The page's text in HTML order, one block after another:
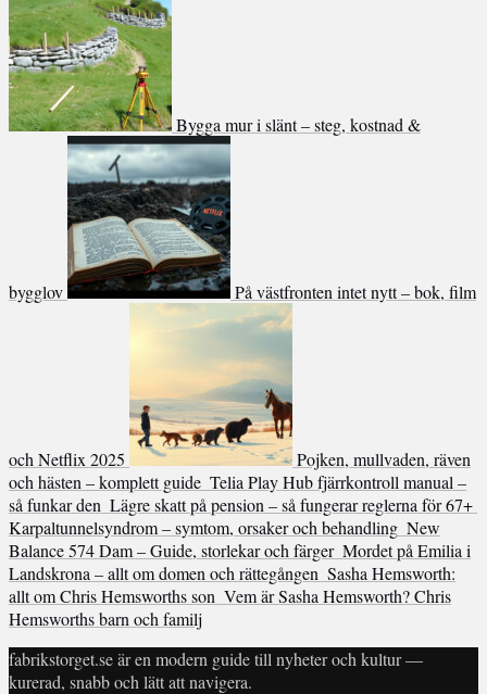
Bygga mur i slänt – steg, kostnad &
bygglov På västfronten intet nytt – bok, film
och Netflix 2025
Pojken, mullvaden, räven
och hästen – komplett guide Telia Play Hub fjärrkontroll manual –
så funkar den Lägre skatt på pension – så fungerar reglerna för 67+
Karpaltunnelsyndrom – symtom, orsaker och behandling New
Balance 574 Dam – Guide, storlekar och färger Mordet på Emilia i
Landskrona – allt om domen och rättegången Sasha Hemsworth:
allt om Chris Hemsworths son Vem är Sasha Hemsworth? Chris
Hemsworths barn och familj
fabrikstorget.se är en modern guide till nyheter och kultur —
kurerad, snabb och lätt att navigera.